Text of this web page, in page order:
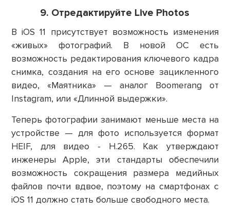
9. Отредактируйте Live Photos
В iOS 11 присутствует возможность изменения
«живых» фотографий. В новой ОС есть
возможность редактирования ключевого кадра
снимка, создания на его основе зацикленного
видео, «Маятника» — аналог Boomerang от
Instagram, или «Длинной выдержки».
Теперь фотографии занимают меньше места на
устройстве — для фото используется формат
HEIF, для видео - H.265. Как утверждают
инженеры Apple, эти стандарты обеспечили
возможность сокращения размера медийных
файлов почти вдвое, поэтому на смартфонах с
iOS 11 должно стать больше свободного места.